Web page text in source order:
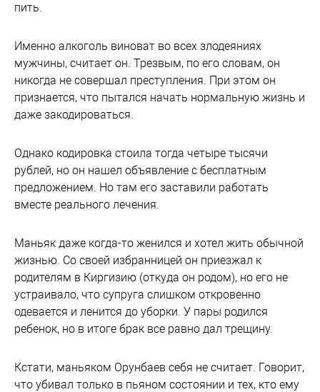
пить.
Именно алкоголь виноват во всех злодеяниях
мужчины, считает он. Трезвым, по его словам, он
никогда не совершал преступления. При этом он
признается, что пытался начать нормальную жизнь и
даже закодироваться.
Однако кодировка стоила тогда четыре тысячи
рублей, но он нашел объявление с бесплатным
предложением. Но там его заставили работать
вместе реального лечения.
Маньяк даже когда-то женился и хотел жить обычной
жизнью. Со своей избранницей он приезжал к
родителям в Киргизию (откуда он родом), но его не
устраивало, что супруга слишком откровенно
одевается и ленится до уборки. У пары родился
ребенок, но в итоге брак все равно дал трещину.
Кстати, маньяком Орунбаев себя не считает. Говорит,
что убивал только в пьяном состоянии и тех, кто ему